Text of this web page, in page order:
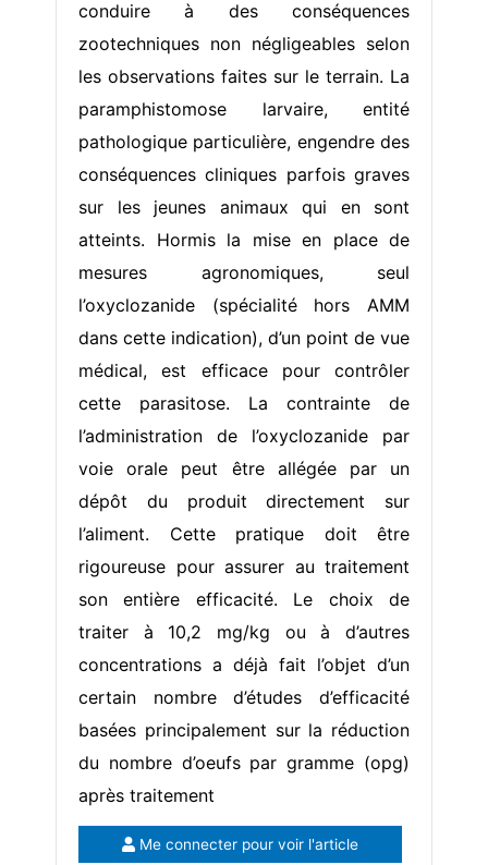
conduire à des conséquences
zootechniques non négligeables selon
les observations faites sur le terrain. La
paramphistomose larvaire, entité
pathologique particulière, engendre des
conséquences cliniques parfois graves
sur les jeunes animaux qui en sont
atteints. Hormis la mise en place de
mesures agronomiques, seul
l’oxyclozanide (spécialité hors AMM
dans cette indication), d’un point de vue
médical, est efficace pour contrôler
cette parasitose. La contrainte de
l’administration de l’oxyclozanide par
voie orale peut être allégée par un
dépôt du produit directement sur
l’aliment. Cette pratique doit être
rigoureuse pour assurer au traitement
son entière efficacité. Le choix de
traiter à 10,2 mg/kg ou à d’autres
concentrations a déjà fait l’objet d’un
certain nombre d’études d’efficacité
basées principalement sur la réduction
du nombre d’oeufs par gramme (opg)
après traitement
Me connecter pour voir l'article